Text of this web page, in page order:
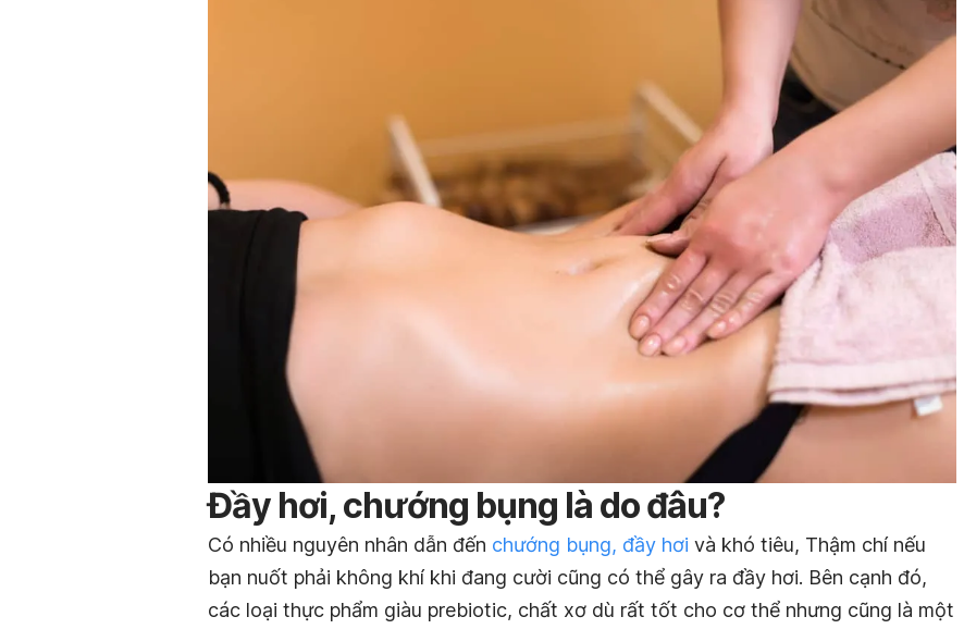
Đầy hơi, chướng bụng là do đâu?
Có nhiều nguyên nhân dẫn đến chướng bụng, đầy hơi và khó tiêu, Thậm chí nếu
bạn nuốt phải không khí khi đang cười cũng có thể gây ra đầy hơi. Bên cạnh đó,
các loại thực phẩm giàu prebiotic, chất xơ dù rất tốt cho cơ thể nhưng cũng là một